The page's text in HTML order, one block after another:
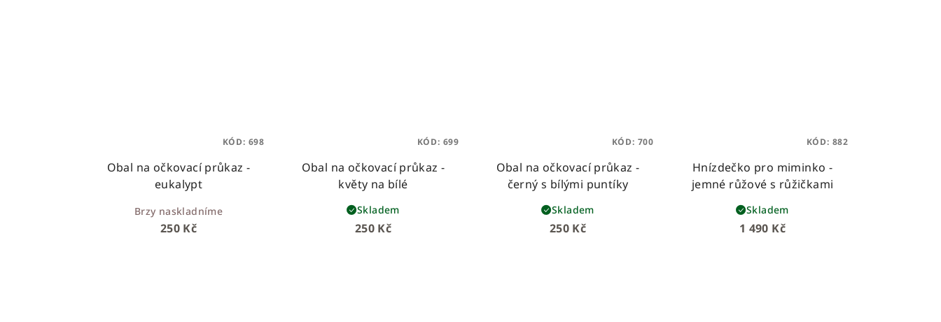
Obal na očkovací průkaz -
eukalypt
250 Kč
Brzy naskladníme
KÓD: 698
Obal na očkovací průkaz -
květy na bílé
250 Kč
Skladem
KÓD: 699
Obal na očkovací průkaz -
černý s bílými puntíky
250 Kč
Skladem
KÓD: 700
Hnízdečko pro miminko -
jemné růžové s růžičkami
1 490 Kč
Skladem
KÓD: 882